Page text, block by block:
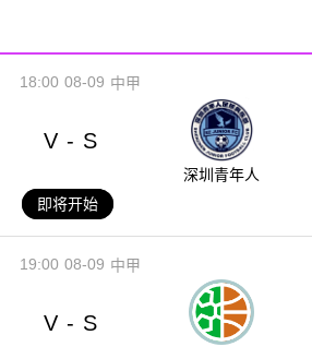
08-09
18:00 中甲
V - S
深圳青年人
即将开始
08-09
19:00 中甲
V - S